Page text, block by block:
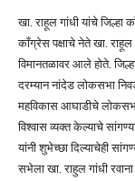
खा. राहूल गांधी यांचे जिल्हा
काँग्रेस पक्षाचे नेते खा. राहूल
विमानतळावर आले होते.
दरम्यान नांदेड लोकसभा
महविकास आघाडीचे लोकसभा
विश्वास व्यक्त केल्याचे
यांनी शुभेच्छा दिल्याचेही
सभेला खा. राहुल गांधी